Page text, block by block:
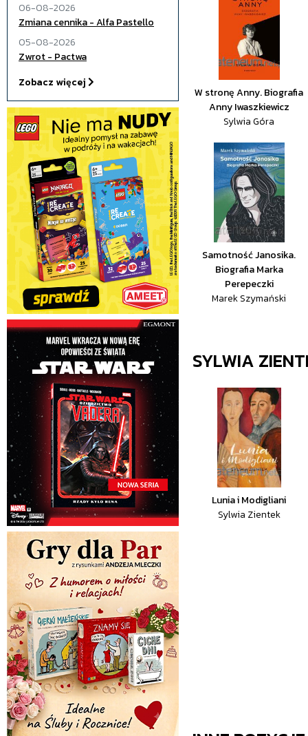
06-08-2026
Zmiana cennika - Alfa Pastello
05-08-2026
Zwrot - Pactwa
Zobacz więcej
W stronę Anny. Biografia
Anny Iwaszkiewicz
Sylwia Góra
Samotność Janosika.
Biografia Marka
Perepeczki
Marek Szymański
SYLWIA
Lunia i Modigliani
Sylwia Zientek